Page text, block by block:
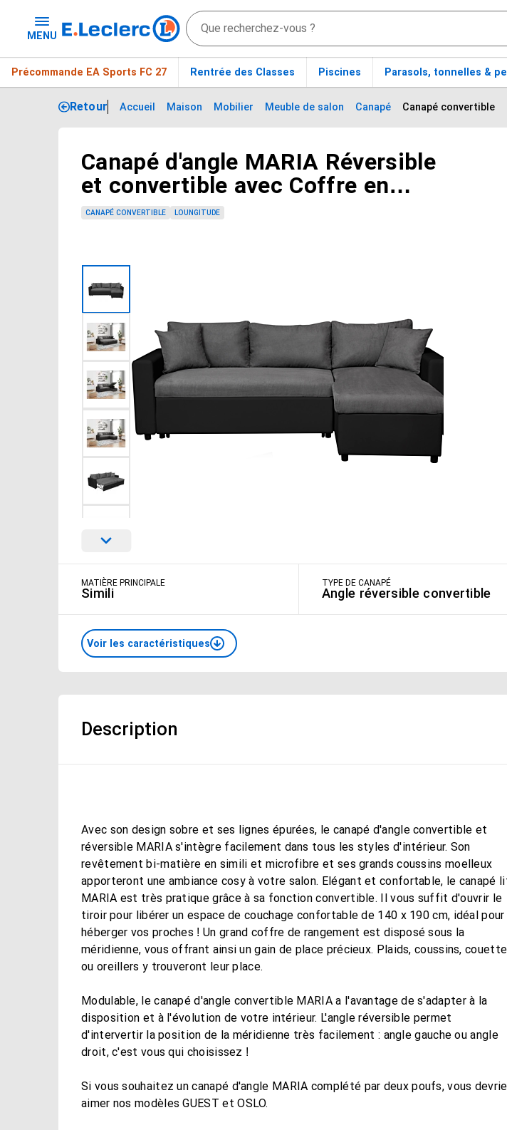
MENU
Précommande EA Sports FC 27 Rentrée des Classes Piscines Parasols, tonnelles &
Retour Accueil Maison Mobilier Meuble de salon Canapé Canapé convertible
Canapé d'angle MARIA Réversible
et convertible avec Coffre en
simili et microfibre - Gris et Noir
CANAPÉ CONVERTIBLE LOUNGITUDE
Passer le carrousel d'images
MATIÈRE PRINCIPALE
Simili
TYPE DE CANAPÉ
Angle réversible convertible
Voir les caractéristiques
Description
Avec son design sobre et ses lignes épurées, le canapé d'angle convertible et
réversible MARIA s'intègre facilement dans tous les styles d'intérieur. Son
revêtement bi-matière en simili et microfibre et ses grands coussins moelleux
apporteront une ambiance cosy à votre salon. Elégant et confortable, le canapé
MARIA est très pratique grâce à sa fonction convertible. Il vous suffit d'ouvrir le
tiroir pour libérer un espace de couchage confortable de 140 x 190 cm, idéal pour
héberger vos proches ! Un grand coffre de rangement est disposé sous la
méridienne, vous offrant ainsi un gain de place précieux. Plaids, coussins, couette
ou oreillers y trouveront leur place.
Modulable, le canapé d'angle convertible MARIA a l'avantage de s'adapter à la
disposition et à l'évolution de votre intérieur. L'angle réversible permet
d'intervertir la position de la méridienne très facilement : angle gauche ou angle
droit, c'est vous qui choisissez !
Si vous souhaitez un canapé d'angle MARIA complété par deux poufs, vous
aimer nos modèles GUEST et OSLO.